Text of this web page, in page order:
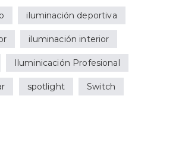
iluminación deportiva
iluminación interior
Iluminicación Profesional
spotlight Switch